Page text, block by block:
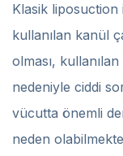
Klasik liposuction
kullanılan kanül
olması,
nedeniyle ciddi
vücutta önemli
neden